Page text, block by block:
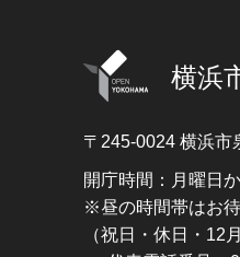
横浜
〒245-0024 横浜市
開庁時間：月曜日
※昼の時間帯はお
（祝日・休日・12